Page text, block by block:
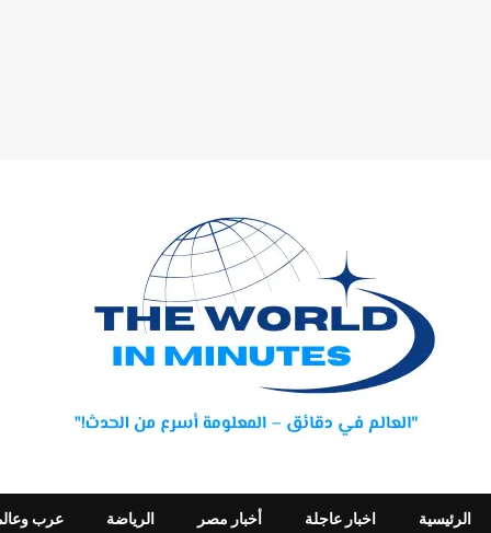
الرئيسية اخبار عاجلة أخبار مصر الرياضة عرب